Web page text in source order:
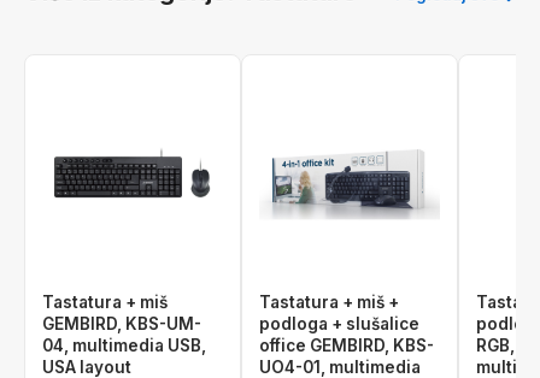
Tastatura + miš
GEMBIRD, KBS-UM-
04, multimedia USB,
USA layout
Tastatura + miš +
podloga + slušalice
office GEMBIRD, KBS-
UO4-01, multimedia
RGB,